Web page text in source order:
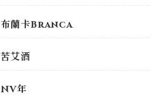
布蘭卡Branca
苦艾酒
NV年